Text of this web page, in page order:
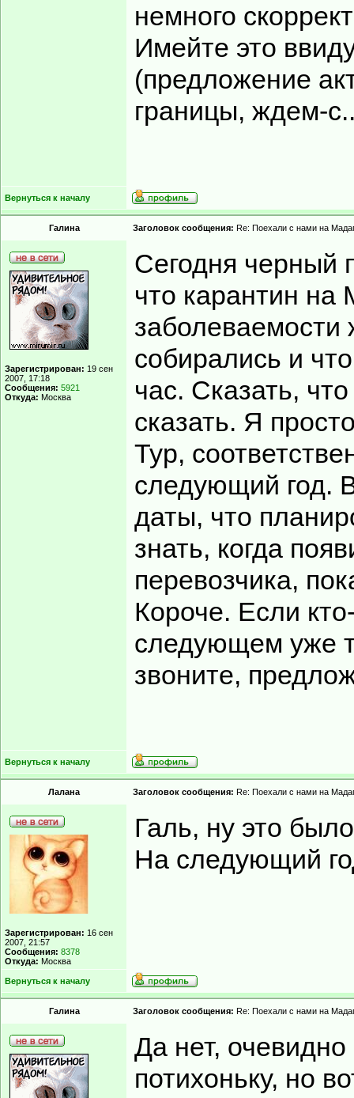
немного
Имейте это
(предложение
границы, ждем-
Вернуться к началу
Гaлинa Заголовок сообщения: Re: Поехали с нами на
Зарегистрирован: 19 сен
2007, 17:18
Сообщения: 5921
Откуда: Москва
Сегодня черный
что карантин на
заболеваемости
собирались и
час. Сказать,
сказать. Я
Тур,
следующий год.
даты, что
знать, когда
перевозчика,
Короче. Если
следующем уже
звоните,
Вернуться к началу
Лалана Заголовок сообщения: Re: Поехали с нами на
Зарегистрирован: 16 сен
2007, 21:57
Сообщения: 8378
Откуда: Москва
Галь, ну это
На следующий
Вернуться к началу
Гaлинa Заголовок сообщения: Re: Поехали с нами на
Да нет,
потихоньку, но